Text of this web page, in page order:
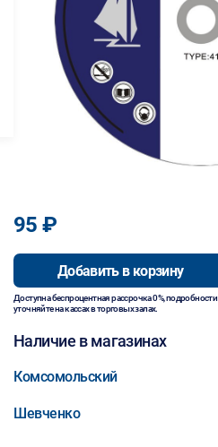
95 ₽
Добавить в корзину
Доступна беспроцентная рассрочка 0%, подробности
уточняйте на кассах в торговых залах.
Наличие в магазинах
Комсомольский
Шевченко